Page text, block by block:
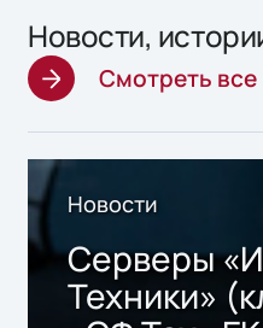
Новости,
Смотреть все
Новости
Серверы
Техники»